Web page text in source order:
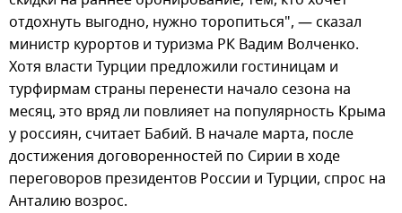
отдохнуть выгодно, нужно торопиться", — сказал
министр курортов и туризма РК Вадим Волченко.
Хотя власти Турции предложили гостиницам и
турфирмам страны перенести начало сезона на
месяц, это вряд ли повлияет на популярность Крыма
у россиян, считает Бабий. В начале марта, после
достижения договоренностей по Сирии в ходе
переговоров президентов России и Турции, спрос на
Анталию возрос.